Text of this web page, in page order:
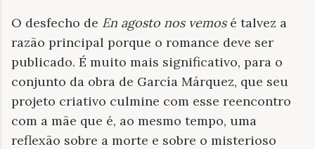
O desfecho de En agosto nos vemosé talvez a
razão principal porque o romance deve ser
publicado. É muito mais significativo, para o
conjunto da obra de García Márquez, que seu
projeto criativo culmine com esse reencontro
com a mãe que é, ao mesmo tempo, uma
reflexão sobre a morte e sobre o misterioso